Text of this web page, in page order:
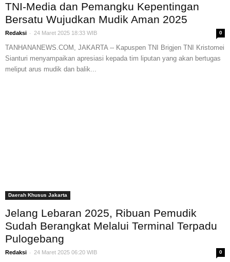
TNI-Media dan Pemangku Kepentingan
Bersatu Wujudkan Mudik Aman 2025
Redaksi - 24 Maret 2025 18:33 WIB 0
TANHANANEWS.COM, JAKARTA -- Kapuspen TNI Brigjen TNI Kristomei
Sianturi menyampaikan apresiasi kepada tim liputan yang akan bertugas
meliput arus mudik dan balik...
Daerah Khusus Jakarta
Jelang Lebaran 2025, Ribuan Pemudik
Sudah Berangkat Melalui Terminal Terpadu
Pulogebang
Redaksi - 24 Maret 2025 06:20 WIB 0